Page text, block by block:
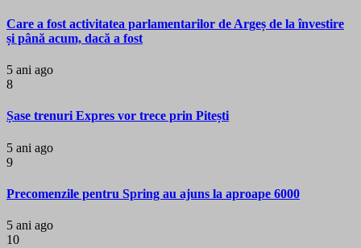
Care a fost activitatea parlamentarilor de Argeș de la învestire
și până acum, dacă a fost
5 ani ago
8
Șase trenuri Expres vor trece prin Pitești
5 ani ago
9
Precomenzile pentru Spring au ajuns la aproape 6000
5 ani ago
10